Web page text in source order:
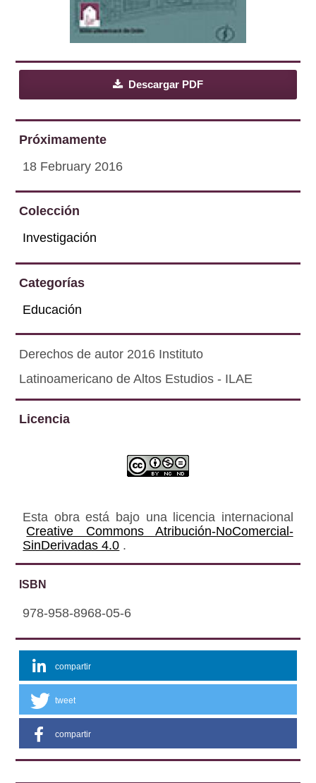
Descargar PDF
Próximamente
18 February 2016
Colección
Investigación
Categorías
Educación
Derechos de autor 2016 Instituto
Latinoamericano de Altos Estudios - ILAE
Licencia
Esta obra está bajo una licencia internacional
Creative Commons Atribución-NoComercial-
SinDerivadas 4.0 .
ISBN
978-958-8968-05-6
compartir
tweet
compartir